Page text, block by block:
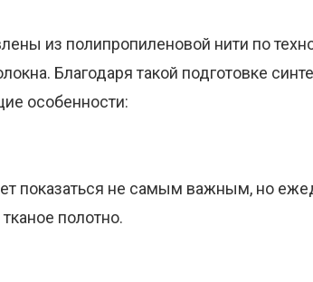
из полипропиленовой нити по
Благодаря такой подготовке
особенности:
показаться не самым важным, но
полотно.